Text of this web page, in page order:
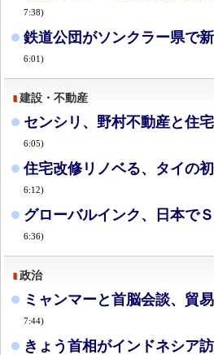
7:38)
鉄道公団がソンクラー県で
6:01)
建設・不動産
センシリ、野村不動産と住
6:05)
住宅改修リノベる、タイの
6:12)
グローバルインク、日本で
6:36)
政治
ミャンマーと首脳会談、貿
7:44)
きょう首相がインドネシア